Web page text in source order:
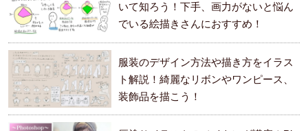
いて知ろう！下手、画力がないと悩ん
でいる絵描きさんにおすすめ！
服装のデザイン方法や描き方をイラス
ト解説！綺麗なリボンやワンピース、
装飾品を描こう！